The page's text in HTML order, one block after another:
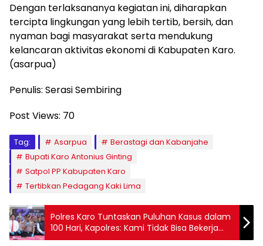
Dengan terlaksananya kegiatan ini, diharapkan
tercipta lingkungan yang lebih tertib, bersih, dan
nyaman bagi masyarakat serta mendukung
kelancaran aktivitas ekonomi di Kabupaten Karo.
(asarpua)
Penulis: Serasi Sembiring
Post Views: 70
Tag: Asarpua
Berastagi dan Kabanjahe
Bupati Karo Antonius Ginting
Satpol PP Kabupaten Karo
Tertibkan Pedagang Kaki Lima
Polres Karo Tuntaskan Puluhan Kasus dalam
100 Hari, Kapolres: Kami Tidak Bisa Bekerja
Sendiri